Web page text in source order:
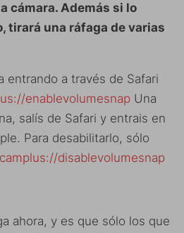
cámara. Además si lo
tirará una ráfaga de varias
entrando a través de Safari
enablevolumesnap Una
salís de Safari y entrais en
Para desabilitarlo, sólo
camplus://disablevolumesnap
ahora, y es que sólo los que